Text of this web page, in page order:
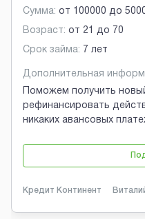
Сумма: от 100000 до
Возраст: от 21 до 70
Срок займа: 7 лет
Дополнительная
Поможем получить
рефинансировать
никаких авансовых
Кредит Континент